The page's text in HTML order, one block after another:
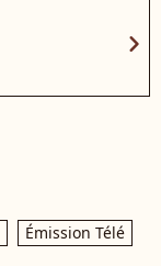
chevron_right
Émission Télé